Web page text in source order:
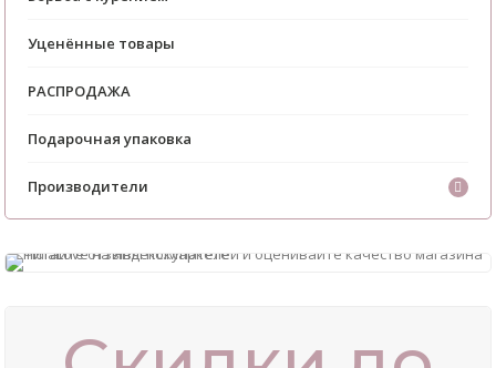
Уценённые товары
РАСПРОДАЖА
Подарочная упаковка
Производители